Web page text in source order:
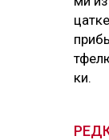
ки.